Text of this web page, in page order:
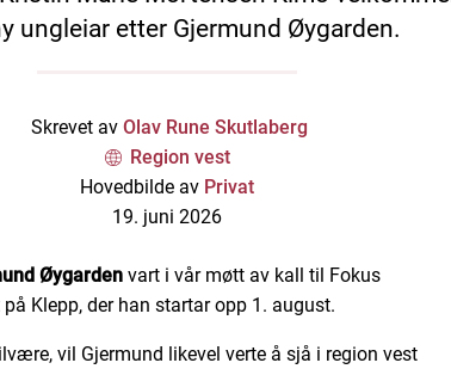
ungleiar etter Gjermund Øygarden.
Skrevet av Olav Rune Skutlaberg
Region vest
Hovedbilde av Privat
19. juni 2026
Øygardenvart i vår møtt av kall til Fokus
Klepp, der han startar opp 1. august.
vil Gjermund likevel verte å sjå i region vest